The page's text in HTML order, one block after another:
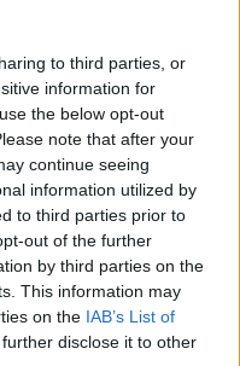
to third parties, or
information for
the below opt-out
note that after your
continue seeing
information utilized by
to third parties prior to
out of the further
by third parties on the
This information may
on the IAB’s List of
disclose it to other